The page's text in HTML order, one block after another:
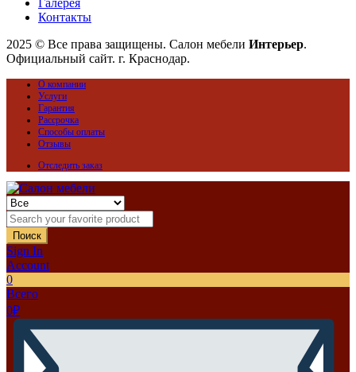
Галерея
Контакты
2025 © Все права защищены. Салон мебели Интерьер.
Официальный сайт. г. Краснодар.
О компании
Услуги
Гарантия
Рассрочка
Способы оплаты
Отзывы
Отследить заказ
Поиск
Sign In
Account
0
Всего
0₽